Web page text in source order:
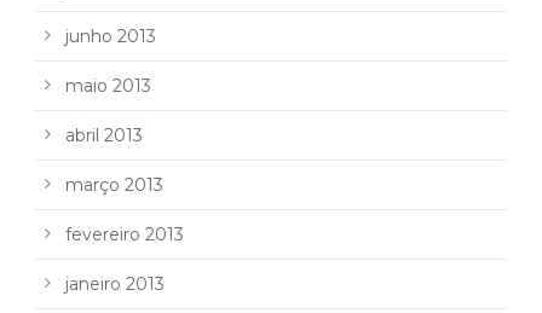
junho 2013
maio 2013
abril 2013
março 2013
fevereiro 2013
janeiro 2013